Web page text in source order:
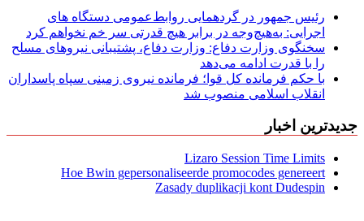
رئیس جمهور در گردهمایی روابط‌عمومی دستگاه های
اجرایی: به‌هیچ‌وجه در برابر هیچ قدرتی سر خم نخواهم کرد
سخنگوی وزارت دفاع: وزارت دفاع، پشتیبانی نیرو‌های مسلح
را با قدرت ادامه می‌دهد
با حکم فرمانده کل قوا؛ فرمانده نیروی زمینی سپاه پاسداران
انقلاب اسلامی منصوب شد
جدیدترین اخبار
Lizaro Session Time Limits
Hoe Bwin gepersonaliseerde promocodes genereert
Zasady duplikacji kont Dudespin